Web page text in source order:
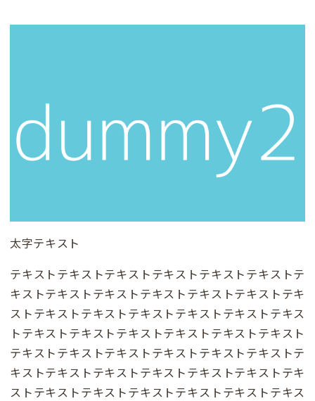
太字テキスト
テキストテキストテキストテキストテキストテキストテ
キストテキストテキストテキストテキストテキストテキ
ストテキストテキストテキストテキストテキストテキス
トテキストテキストテキストテキストテキストテキスト
テキストテキストテキストテキストテキストテキストテ
キストテキストテキストテキストテキストテキストテキ
ストテキストテキストテキストテキストテキストテキス